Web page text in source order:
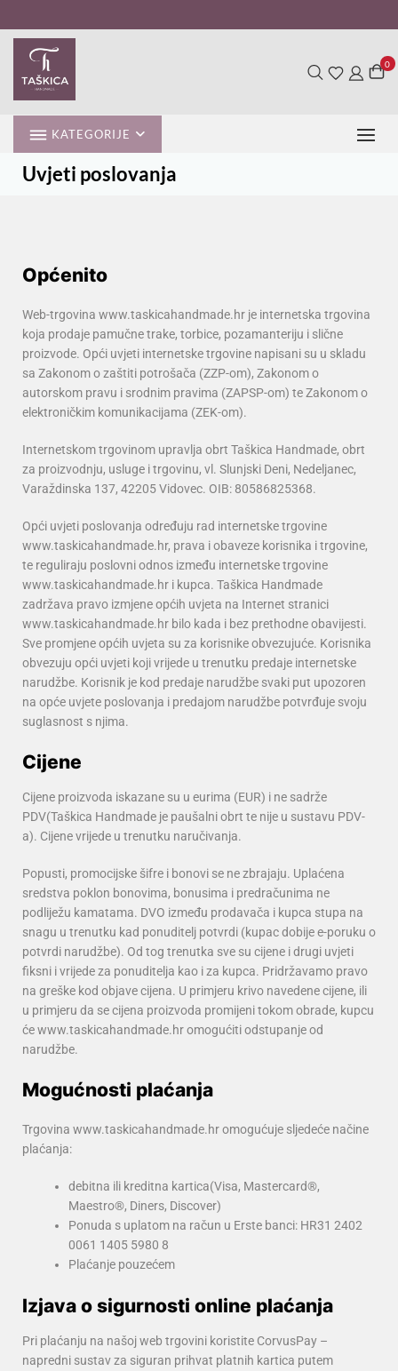
0
KATEGORIJE
Uvjeti poslovanja
Općenito
Web-trgovina www.taskicahandmade.hr je internetska trgovina
koja prodaje pamučne trake, torbice, pozamanteriju i slične
proizvode. Opći uvjeti internetske trgovine napisani su u skladu
sa Zakonom o zaštiti potrošača (ZZP-om), Zakonom o
autorskom pravu i srodnim pravima (ZAPSP-om) te Zakonom o
elektroničkim komunikacijama (ZEK-om).
Internetskom trgovinom upravlja obrt Taškica Handmade, obrt
za proizvodnju, usluge i trgovinu, vl. Slunjski Deni, Nedeljanec,
Varaždinska 137, 42205 Vidovec. OIB: 80586825368.
Opći uvjeti poslovanja određuju rad internetske trgovine
www.taskicahandmade.hr, prava i obaveze korisnika i trgovine,
te reguliraju poslovni odnos između internetske trgovine
www.taskicahandmade.hr i kupca. Taškica Handmade
zadržava pravo izmjene općih uvjeta na Internet stranici
www.taskicahandmade.hr bilo kada i bez prethodne obavijesti.
Sve promjene općih uvjeta su za korisnike obvezujuće. Korisnika
obvezuju opći uvjeti koji vrijede u trenutku predaje internetske
narudžbe. Korisnik je kod predaje narudžbe svaki put upozoren
na opće uvjete poslovanja i predajom narudžbe potvrđuje svoju
suglasnost s njima.
Cijene
Cijene proizvoda iskazane su u eurima (EUR) i ne sadrže
PDV(Taškica Handmade je paušalni obrt te nije u sustavu PDV-
a). Cijene vrijede u trenutku naručivanja.
Popusti, promocijske šifre i bonovi se ne zbrajaju. Uplaćena
sredstva poklon bonovima, bonusima i predračunima ne
podliježu kamatama. DVO između prodavača i kupca stupa na
snagu u trenutku kad ponuditelj potvrdi (kupac dobije e-poruku o
potvrdi narudžbe). Od tog trenutka sve su cijene i drugi uvjeti
fiksni i vrijede za ponuditelja kao i za kupca. Pridržavamo pravo
na greške kod objave cijena. U primjeru krivo navedene cijene, ili
u primjeru da se cijena proizvoda promijeni tokom obrade, kupcu
će www.taskicahandmade.hr omogućiti odstupanje od
narudžbe.
Mogućnosti plaćanja
Trgovina www.taskicahandmade.hr omogućuje sljedeće načine
plaćanja:
debitna ili kreditna kartica(Visa, Mastercard®,
Maestro®, Diners, Discover)
Ponuda s uplatom na račun u Erste banci: HR31 2402
0061 1405 5980 8
Plaćanje pouzećem
Izjava o sigurnosti online plaćanja
Pri plaćanju na našoj web trgovini koristite CorvusPay –
napredni sustav za siguran prihvat platnih kartica putem